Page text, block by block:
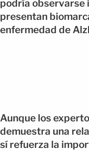
podría observarse
presentan
enfermedad de
Aunque los
demuestra una
sí refuerza la